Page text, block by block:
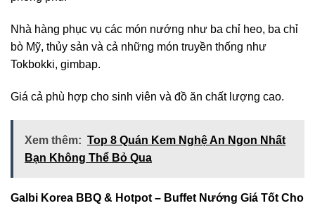
Nhà hàng phục vụ các món nướng như ba chỉ heo, ba chỉ
bò Mỹ, thủy sản và cả những món truyền thống như
Tokbokki, gimbap.
Giá cả phù hợp cho sinh viên và đồ ăn chất lượng cao.
Xem thêm: Top 8 Quán Kem Nghệ An Ngon Nhất
Bạn Không Thể Bỏ Qua
Galbi Korea BBQ & Hotpot – Buffet Nướng Giá Tốt Cho